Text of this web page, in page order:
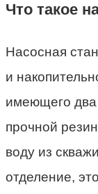
Что такое
Насосная
и
имеющего два
прочной
воду из
отделение,